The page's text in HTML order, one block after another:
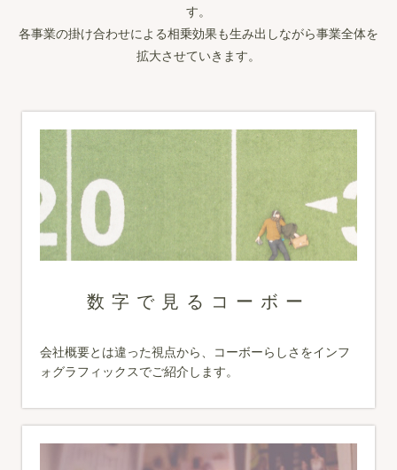
す。
各事業の掛け合わせによる相乗効果も生み出しながら事業全体を
拡大させていきます。
数字で見るコーボー
会社概要とは違った視点から、コーボーらしさをインフ
ォグラフィックスでご紹介します。